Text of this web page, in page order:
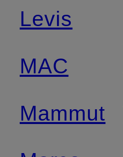
Levis
MAC
Mammut